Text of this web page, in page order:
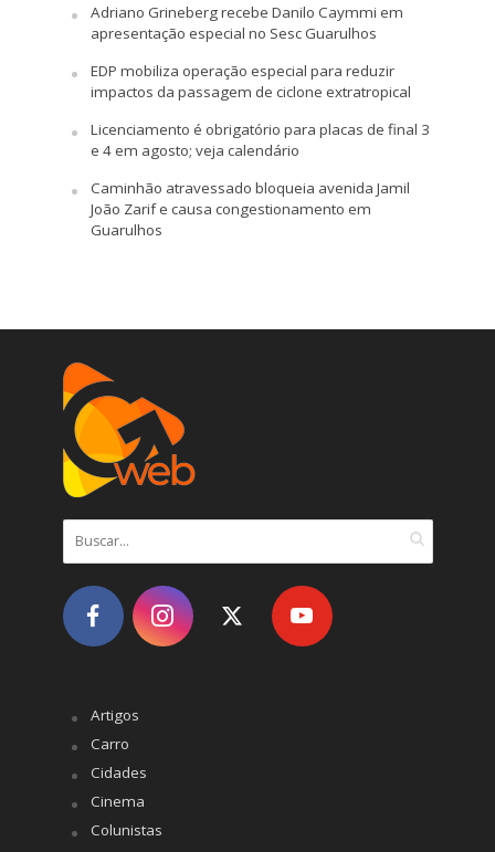
Adriano Grineberg recebe Danilo Caymmi em
apresentação especial no Sesc Guarulhos
EDP mobiliza operação especial para reduzir
impactos da passagem de ciclone extratropical
Licenciamento é obrigatório para placas de final 3
e 4 em agosto; veja calendário
Caminhão atravessado bloqueia avenida Jamil
João Zarif e causa congestionamento em
Guarulhos
Artigos
Carro
Cidades
Cinema
Colunistas